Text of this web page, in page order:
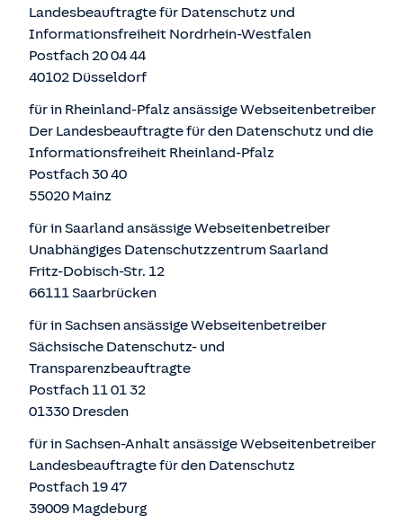
Landesbeauftragte für Datenschutz und
Informationsfreiheit Nordrhein-Westfalen
Postfach 20 04 44
40102 Düsseldorf
für in Rheinland-Pfalz ansässige Webseitenbetreiber
Der Landesbeauftragte für den Datenschutz und die
Informationsfreiheit Rheinland-Pfalz
Postfach 30 40
55020 Mainz
für in Saarland ansässige Webseitenbetreiber
Unabhängiges Datenschutzzentrum Saarland
Fritz-Dobisch-Str. 12
66111 Saarbrücken
für in Sachsen ansässige Webseitenbetreiber
Sächsische Datenschutz- und
Transparenzbeauftragte
Postfach 11 01 32
01330 Dresden
für in Sachsen-Anhalt ansässige Webseitenbetreiber
Landesbeauftragte für den Datenschutz
Postfach 19 47
39009 Magdeburg